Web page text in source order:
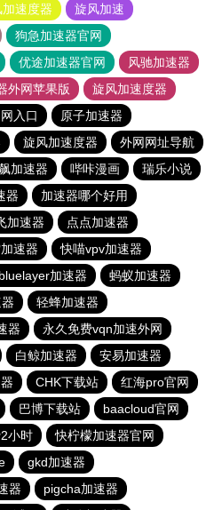
速度器
旋风加速
狗急加速器官网
优途加速器官网
风驰加速器
外网苹果版
旋风加速度器
入口
原子加速器
旋风加速度器
外网网址导航
加速器 哔咔漫画
瑞乐小说
器
加速器哪个好用
加速器
点点加速器
速器
快喵vpv加速器
bluelayer加速器
蚂蚁加速器
轻蜂加速器
器
永久免费vqn加速外网
白鲸加速器
安易加速器
CHK下载站
红海pro官网
巴博下载站
baacloud官网
小时
快柠檬加速器官网
gkd加速器
器
pigcha加速器